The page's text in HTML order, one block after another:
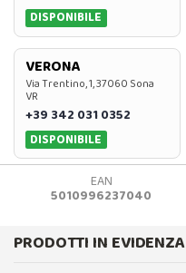
DISPONIBILE
VERONA
Via Trentino, 1, 37060 Sona
VR
+39 342 031 0352
DISPONIBILE
EAN
5010996237040
PRODOTTI IN EVIDENZA